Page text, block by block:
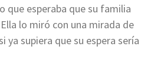
que esperaba que su familia
lo miró con una mirada de
supiera que su espera sería